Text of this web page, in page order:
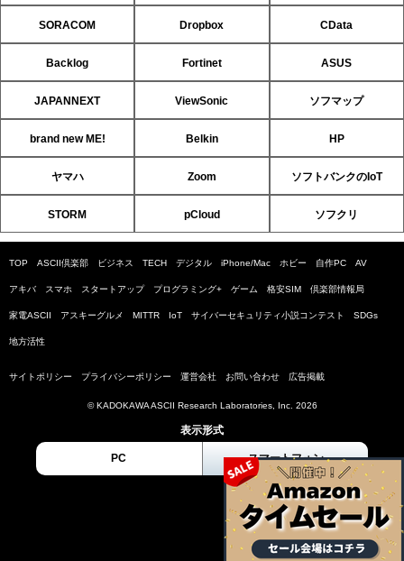
SORACOM Dropbox CData
Backlog Fortinet ASUS
JAPANNEXT ViewSonic ソフマップ
brand new ME! Belkin HP
ヤマハ Zoom ソフトバンクのIoT
STORM pCloud ソフクリ
TOP ASCII倶楽部 ビジネス TECH デジタル iPhone/Mac ホビー 自作PC AV
アキバ スマホ スタートアップ プログラミング+ ゲーム 格安SIM 倶楽部情報局
家電ASCII アスキーグルメ MITTR IoT サイバーセキュリティ小説コンテスト SDGs
地方活性
サイトポリシー プライバシーポリシー 運営会社 お問い合わせ 広告掲載
© KADOKAWA ASCII Research Laboratories, Inc. 2026
表示形式
PC スマートフォン